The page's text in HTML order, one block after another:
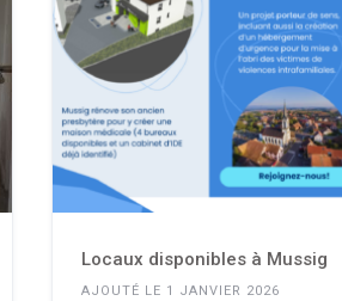
Locaux disponibles à Mussig
AJOUTÉ LE 1 JANVIER 2026